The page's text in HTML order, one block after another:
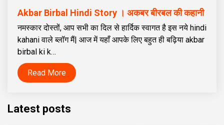
Akbar Birbal Hindi Story । अकबर बीरबल की कहानी
नमस्कार दोस्तों, आप सभी का दिल से हार्दिक स्वागत है इस नये hindi
kahani वाले ब्लॉग मैं| आज में यहाँ आपके लिए बहुत ही बढ़िया akbar
birbal ki k…
Read More
Latest posts